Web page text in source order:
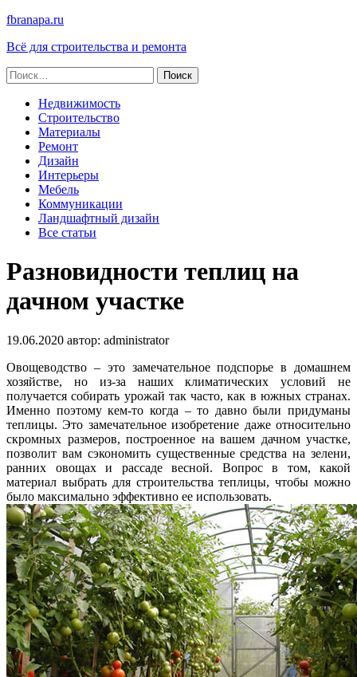
fbranapa.ru
Всё для строительства и ремонта
Найти:
Недвижимость
Строительство
Материалы
Ремонт
Дизайн
Интерьеры
Мебель
Коммуникации
Ландшафтный дизайн
Все статьи
Разновидности теплиц на
дачном участке
19.06.2020 автор: administrator
Овощеводство – это замечательное подспорье в домашнем
хозяйстве, но из-за наших климатических условий не
получается собирать урожай так часто, как в южных странах.
Именно поэтому кем-то когда – то давно были придуманы
теплицы. Это замечательное изобретение даже относительно
скромных размеров, построенное на вашем дачном участке,
позволит вам сэкономить существенные средства на зелени,
ранних овощах и рассаде весной. Вопрос в том, какой
материал выбрать для строительства теплицы, чтобы можно
было максимально эффективно ее использовать.